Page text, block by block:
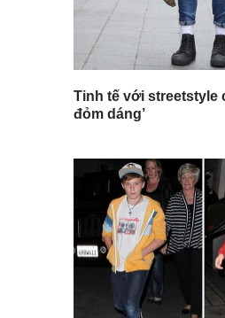
Tinh tế với streetstyle
đỏm dáng’